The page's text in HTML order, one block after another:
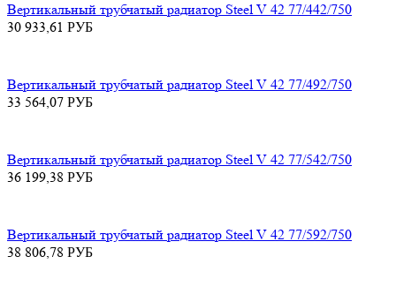
Вертикальный трубчатый радиатор Steel V 42 77/442/750
30 933,61 РУБ
Вертикальный трубчатый радиатор Steel V 42 77/492/750
33 564,07 РУБ
Вертикальный трубчатый радиатор Steel V 42 77/542/750
36 199,38 РУБ
Вертикальный трубчатый радиатор Steel V 42 77/592/750
38 806,78 РУБ